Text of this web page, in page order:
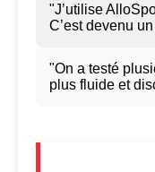
"J’utilise
C’est devenu
"On a testé
plus fluide et